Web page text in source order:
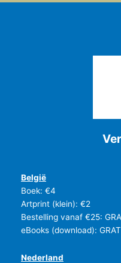
België
Boek: €4
Artprint (klein): €2
Bestelling vanaf €25:
eBooks (download):
Nederland